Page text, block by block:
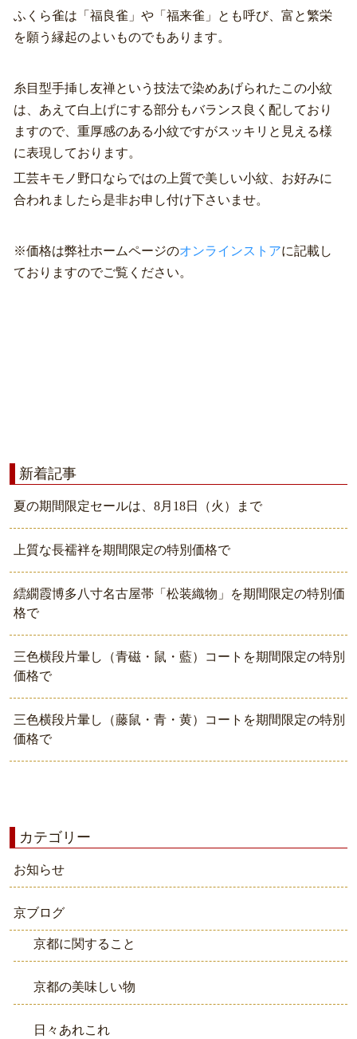
ふくら雀は「福良雀」や「福来雀」とも呼び、富と繁栄
を願う縁起のよいものでもあります。
糸目型手挿し友禅という技法で染めあげられたこの小紋
は、あえて白上げにする部分もバランス良く配しており
ますので、重厚感のある小紋ですがスッキリと見える様
に表現しております。
工芸キモノ野口ならではの上質で美しい小紋、お好みに
合われましたら是非お申し付け下さいませ。
※価格は弊社ホームページのオンラインストアに記載し
ておりますのでご覧ください。
新着記事
夏の期間限定セールは、8月18日（火）まで
上質な長襦袢を期間限定の特別価格で
繧繝霞博多八寸名古屋帯「松装織物」を期間限定の特別価
格で
三色横段片暈し（青磁・鼠・藍）コートを期間限定の特別
価格で
三色横段片暈し（藤鼠・青・黄）コートを期間限定の特別
価格で
カテゴリー
お知らせ
京ブログ
京都に関すること
京都の美味しい物
日々あれこれ